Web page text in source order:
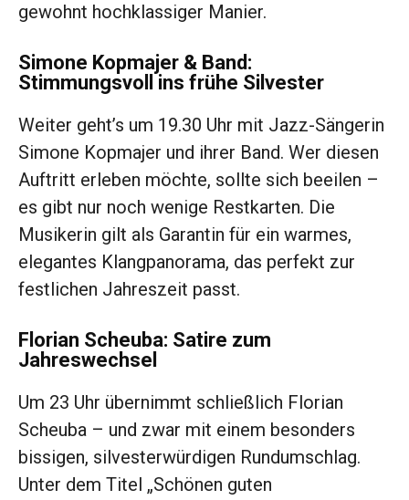
gewohnt hochklassiger Manier.
Simone Kopmajer & Band:
Stimmungsvoll ins frühe Silvester
Weiter geht’s um 19.30 Uhr mit Jazz-Sängerin
Simone Kopmajer und ihrer Band. Wer diesen
Auftritt erleben möchte, sollte sich beeilen –
es gibt nur noch wenige Restkarten. Die
Musikerin gilt als Garantin für ein warmes,
elegantes Klangpanorama, das perfekt zur
festlichen Jahreszeit passt.
Florian Scheuba: Satire zum
Jahreswechsel
Um 23 Uhr übernimmt schließlich Florian
Scheuba – und zwar mit einem besonders
bissigen, silvesterwürdigen Rundumschlag.
Unter dem Titel „Schönen guten